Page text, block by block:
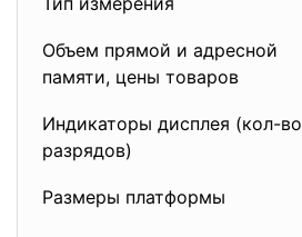
Объем прямой и адресной
памяти, цены товаров
Индикаторы дисплея (кол-во
разрядов)
Размеры платформы